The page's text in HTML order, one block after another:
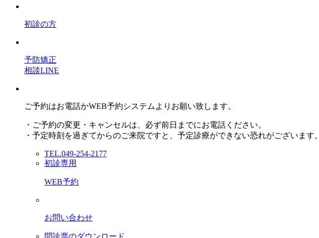
初診の方
予防矯正
相談LINE
ご予約はお電話かWEB予約システムよりお願い致します。
・ご予約の変更・キャンセルは、必ず前日までにお電話ください。
・予定時刻を過ぎてからのご来院ですと、予定診療ができない恐れがございます。
TEL.049-254-2177
初診専用
WEB予約
お問い合わせ
問診票のダウンロード